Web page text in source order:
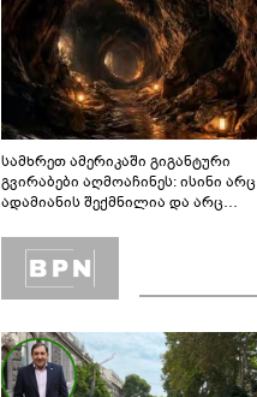
სამხრეთ ამერიკაში გიგანტური
გვირაბები აღმოაჩინეს: ისინი არც
ადამიანის შექმნილია და არც
ლაბირინთები?